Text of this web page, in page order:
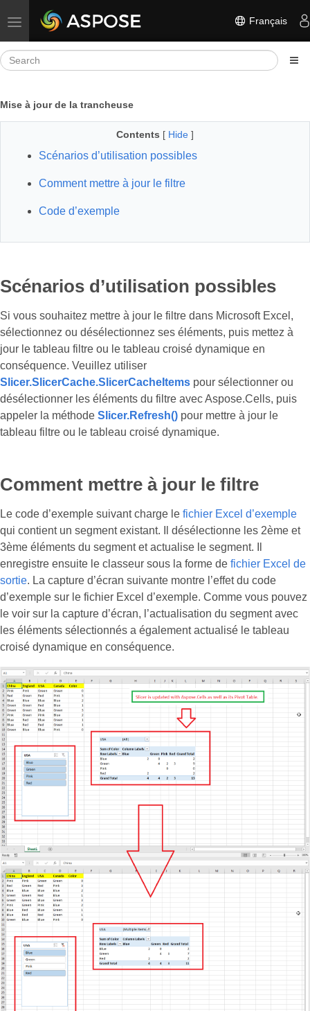
Toggle navigation Français
Mise à jour de la trancheuse
Contents [ Hide ]
Scénarios d’utilisation possibles
Comment mettre à jour le filtre
Code d’exemple
Scénarios d’utilisation possibles
Si vous souhaitez mettre à jour le filtre dans Microsoft Excel,
sélectionnez ou désélectionnez ses éléments, puis mettez à
jour le tableau filtre ou le tableau croisé dynamique en
conséquence. Veuillez utiliser
Slicer.SlicerCache.SlicerCacheItems pour sélectionner ou
désélectionner les éléments du filtre avec Aspose.Cells, puis
appeler la méthode Slicer.Refresh() pour mettre à jour le
tableau filtre ou le tableau croisé dynamique.
Comment mettre à jour le filtre
Le code d’exemple suivant charge le fichier Excel d’exemple
qui contient un segment existant. Il désélectionne les 2ème et
3ème éléments du segment et actualise le segment. Il
enregistre ensuite le classeur sous la forme de fichier Excel de
sortie. La capture d’écran suivante montre l’effet du code
d’exemple sur le fichier Excel d’exemple. Comme vous pouvez
le voir sur la capture d’écran, l’actualisation du segment avec
les éléments sélectionnés a également actualisé le tableau
croisé dynamique en conséquence.